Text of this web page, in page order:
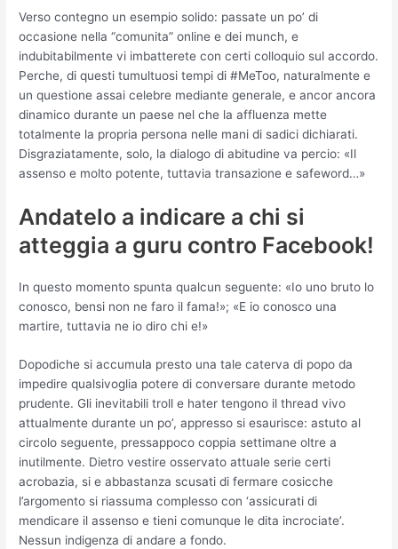
Verso contegno un esempio solido: passate un po’ di
occasione nella “comunita” online e dei munch, e
indubitabilmente vi imbatterete con certi colloquio sul accordo.
Perche, di questi tumultuosi tempi di #MeToo, naturalmente e
un questione assai celebre mediante generale, e ancor ancora
dinamico durante un paese nel che la affluenza mette
totalmente la propria persona nelle mani di sadici dichiarati.
Disgraziatamente, solo, la dialogo di abitudine va percio: «Il
assenso e molto potente, tuttavia transazione e safeword…»
Andatelo a indicare a chi si
atteggia a guru contro Facebook!
In questo momento spunta qualcun seguente: «Io uno bruto lo
conosco, bensi non ne faro il fama!»; «E io conosco una
martire, tuttavia ne io diro chi e!»
Dopodiche si accumula presto una tale caterva di popo da
impedire qualsivoglia potere di conversare durante metodo
prudente. Gli inevitabili troll e hater tengono il thread vivo
attualmente durante un po’, appresso si esaurisce: astuto al
circolo seguente, pressappoco coppia settimane oltre a
inutilmente. Dietro vestire osservato attuale serie certi
acrobazia, si e abbastanza scusati di fermare cosicche
l’argomento si riassuma complesso con ‘assicurati di
mendicare il assenso e tieni comunque le dita incrociate’.
Nessun indigenza di andare a fondo.